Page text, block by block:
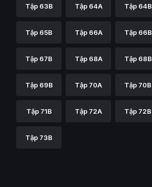
Tập 63B Tập 64A Tập 64B
Tập 65B Tập 66A Tập 66B
Tập 67B Tập 68A Tập 68B
Tập 69B Tập 70A Tập 70B
Tập 71B Tập 72A Tập 72B
Tập 73B